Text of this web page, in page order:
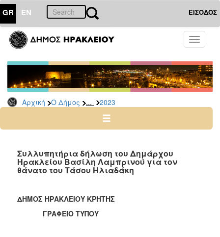
GR EN ΕΙΣΟΔΟΣ
Toggle
Αρχική Ο Δήμος ... 2023
ΔΗΜΟΣ
Δελτία
Τύπου
Αρχείο
2026
2024
2022
Συλλυπητήρια δήλωση του Δημάρχου
Ηρακλείου Βασίλη Λαμπρινού για τον
θάνατο του Τάσου Ηλιαδάκη
ΔΗΜΟΣ ΗΡΑΚΛΕΙΟΥ ΚΡΗΤΗΣ
ΓΡΑΦΕΙΟ ΤΥΠΟΥ